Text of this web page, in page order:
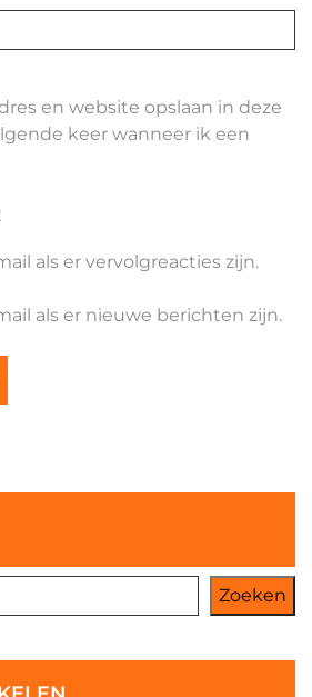
en website opslaan in deze
keer wanneer ik een
als er vervolgreacties zijn.
als er nieuwe berichten zijn.
Zoeken